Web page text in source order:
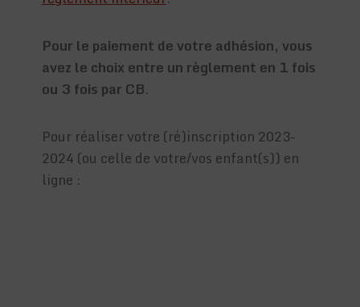
Pour le paiement de votre adhésion, vous
avez le choix entre un règlement en 1 fois
ou 3 fois par CB.
Pour réaliser votre (ré)inscription 2023-
2024 (ou celle de votre/vos enfant(s)) en
ligne :